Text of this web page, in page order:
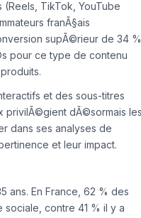
public saturÃ©
TikTok, YouTube
franÃ§ais
supÃ©rieur de 34 %
pour ce type de contenu
et des sous-titres
dÃ©sormais les
dans ses analyses de
ans. En France, 62 % des